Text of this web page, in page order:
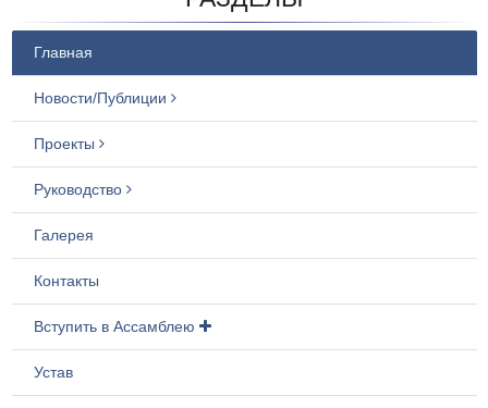
Главная
Новости/Публиции
Проекты
Руководство
Галерея
Контакты
Вступить в Ассамблею
Устав